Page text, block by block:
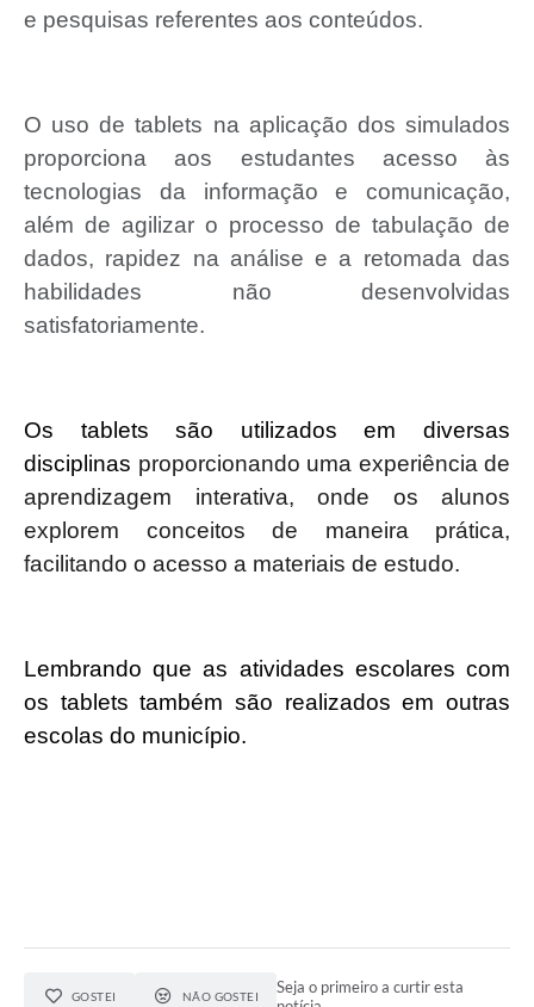
e pesquisas referentes aos conteúdos.
O uso de tablets na aplicação dos simulados
proporciona aos estudantes acesso às
tecnologias da informação e comunicação,
além de agilizar o processo de tabulação de
dados, rapidez na análise e a retomada das
habilidades não desenvolvidas
satisfatoriamente.
Os tablets são utilizados em diversas
disciplinas proporcionando uma experiência de
aprendizagem interativa, onde os alunos
explorem conceitos de maneira prática,
facilitando o acesso a materiais de estudo.
Lembrando que as atividades escolares com
os tablets também são realizados em outras
escolas do município.
GOSTEI NÃO GOSTEI
Seja o primeiro a curtir esta